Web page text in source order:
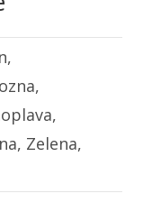
Zelena,